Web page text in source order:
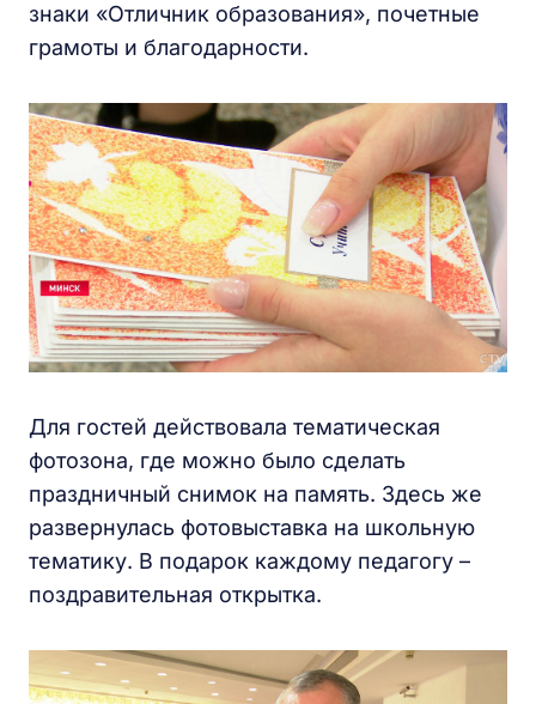
знаки «Отличник образования», почетные
грамоты и благодарности.
Для гостей действовала тематическая
фотозона, где можно было сделать
праздничный снимок на память. Здесь же
развернулась фотовыставка на школьную
тематику. В подарок каждому педагогу –
поздравительная открытка.